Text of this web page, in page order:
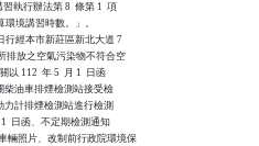
執行辦法第 8  條第 1  項
環境講習時數。」。
行經本市新莊區新北大道 7
排放之空氣污染物不符合空
112  年 5  月 1  日函
關柴油車排煙檢測站接受檢
力計排煙檢測站進行檢測
1  日函、不定期檢測通知
輛照片、改制前行政院環境保